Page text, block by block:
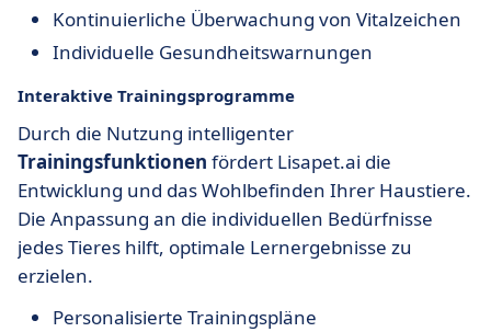
Kontinuierliche Überwachung von Vitalzeichen
Individuelle Gesundheitswarnungen
Interaktive Trainingsprogramme
Durch die Nutzung intelligenter
Trainingsfunktionen fördert Lisapet.ai die
Entwicklung und das Wohlbefinden Ihrer Haustiere.
Die Anpassung an die individuellen Bedürfnisse
jedes Tieres hilft, optimale Lernergebnisse zu
erzielen.
Personalisierte Trainingspläne